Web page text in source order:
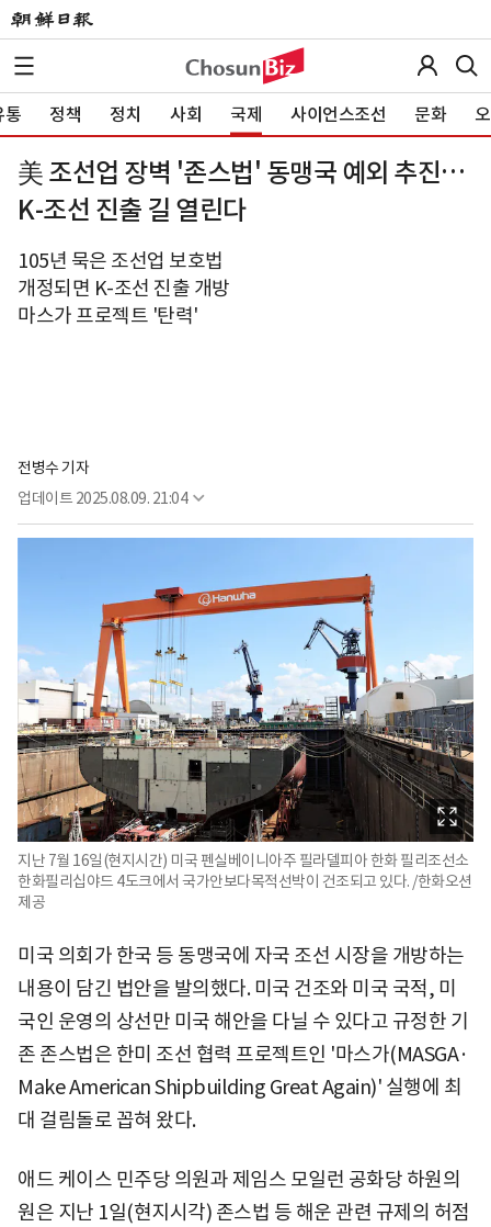
통 정책 정치 사회 국제 사이언스조선 문화
美 조선업 장벽 '존스법' 동맹국 예외 추진…
K-조선 진출 길 열린다
105년 묵은 조선업 보호법
개정되면 K-조선 진출 개방
마스가 프로젝트 '탄력'
전병수 기자
업데이트 2025.08.09. 21:04
지난 7월 16일(현지시간) 미국 펜실베이니아주 필라델피아 한화 필리조선소
한화필리십야드 4도크에서 국가안보다목적선박이 건조되고 있다. /한화오션
제공
미국 의회가 한국 등 동맹국에 자국 조선 시장을 개방하는
내용이 담긴 법안을 발의했다. 미국 건조와 미국 국적, 미
국인 운영의 상선만 미국 해안을 다닐 수 있다고 규정한 기
존 존스법은 한미 조선 협력 프로젝트인 '마스가(MASGA·
Make American Shipbuilding Great Again)' 실행에 최
대 걸림돌로 꼽혀 왔다.
애드 케이스 민주당 의원과 제임스 모일런 공화당 하원의
원은 지난 1일(현지시각) 존스법 등 해운 관련 규제의 허점